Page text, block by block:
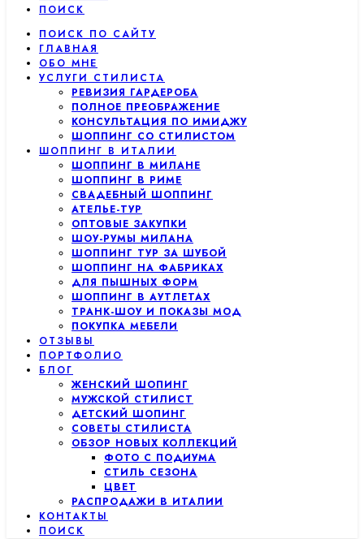
ПОИСК
ПОИСК ПО САЙТУ
ГЛАВНАЯ
ОБО МНЕ
УСЛУГИ СТИЛИСТА
РЕВИЗИЯ ГАРДЕРОБА
ПОЛНОЕ ПРЕОБРАЖЕНИЕ
КОНСУЛЬТАЦИЯ ПО ИМИДЖУ
ШОППИНГ СО СТИЛИСТОМ
ШОППИНГ В ИТАЛИИ
ШОППИНГ В МИЛАНЕ
ШОППИНГ В РИМЕ
СВАДЕБНЫЙ ШОППИНГ
АТЕЛЬЕ-ТУР
ОПТОВЫЕ ЗАКУПКИ
ШОУ-РУМЫ МИЛАНА
ШОППИНГ ТУР ЗА ШУБОЙ
ШОППИНГ НА ФАБРИКАХ
ДЛЯ ПЫШНЫХ ФОРМ
ШОППИНГ В АУТЛЕТАХ
ТРАНК-ШОУ И ПОКАЗЫ МОД
ПОКУПКА МЕБЕЛИ
ОТЗЫВЫ
ПОРТФОЛИО
БЛОГ
ЖЕНСКИЙ ШОПИНГ
МУЖСКОЙ СТИЛИСТ
ДЕТСКИЙ ШОПИНГ
СОВЕТЫ СТИЛИСТА
ОБЗОР НОВЫХ КОЛЛЕКЦИЙ
ФОТО С ПОДИУМА
СТИЛЬ СЕЗОНА
ЦВЕТ
РАСПРОДАЖИ В ИТАЛИИ
КОНТАКТЫ
ПОИСК